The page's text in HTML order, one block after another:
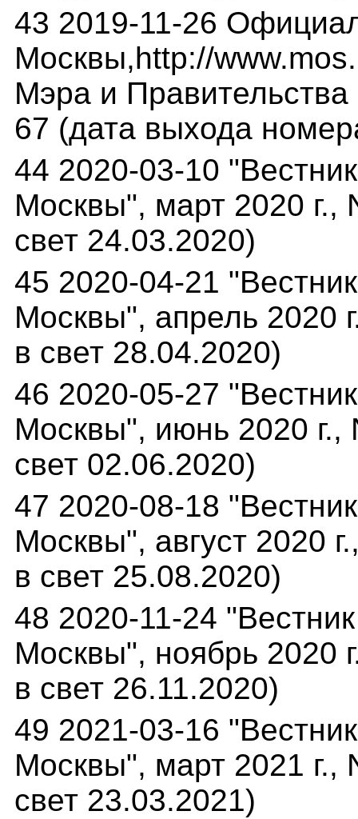
43 2019-11-26
Москвы,http://
Мэра и
67 (дата выхода
44 2020-03-10
Москвы", март 2020 г.,
свет 24.03.2020)
45 2020-04-21
Москвы", апрель 2020
в свет 28.04.2020)
46 2020-05-27
Москвы", июнь 2020
свет 02.06.2020)
47 2020-08-18
Москвы", август 2020
в свет 25.08.2020)
48 2020-11-24
Москвы", ноябрь 2020
в свет 26.11.2020)
49 2021-03-16
Москвы", март 2021 г.,
свет 23.03.2021)